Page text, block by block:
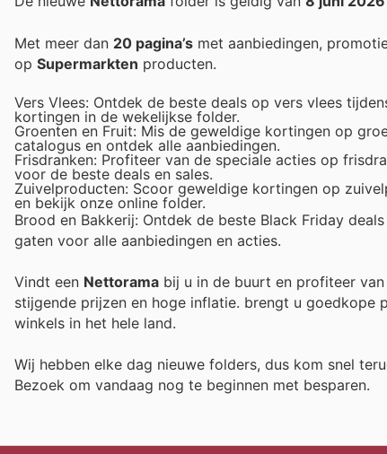
Met meer dan 20 pagina’s met aanbiedingen,
op Supermarkten producten.
Vers Vlees: Ontdek de beste deals op vers vlees
kortingen in de wekelijkse folder.
Groenten en Fruit: Mis de geweldige kortingen op
catalogus en ontdek alle aanbiedingen.
Frisdranken: Profiteer van de speciale acties op
voor de beste deals en sales.
Zuivelproducten: Scoor geweldige kortingen op
en bekijk onze online folder.
Brood en Bakkerij: Ontdek de beste Black Friday
gaten voor alle aanbiedingen en acties.
Vindt een Nettorama bij u in de buurt en profiteer
stijgende prijzen en hoge inflatie. brengt u goedkope
winkels in het hele land.
Wij hebben elke dag nieuwe folders, dus kom snel
Bezoek om vandaag nog te beginnen met besparen.